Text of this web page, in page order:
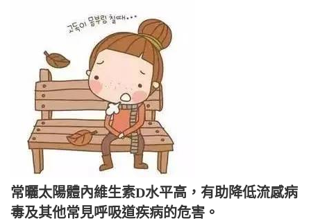
常曬太陽體內維生素D水平高，有助降低流感病
毒及其他常見呼吸道疾病的危害。